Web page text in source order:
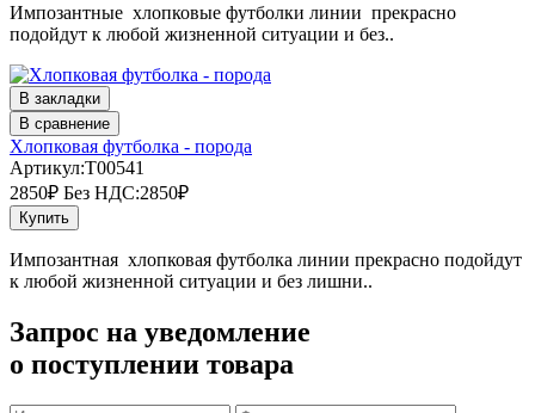
Импозантные хлопковые футболки линии прекрасно
подойдут к любой жизненной ситуации и без..
В закладки
В сравнение
Хлопковая футболка - порода
Артикул:T00541
2850₽ Без НДС:2850₽
Купить
Импозантная хлопковая футболка линии прекрасно подойдут
к любой жизненной ситуации и без лишни..
Запрос на уведомление
о поступлении товара